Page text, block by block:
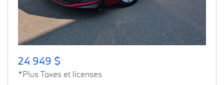
24 949 $
*Plus Taxes et licenses